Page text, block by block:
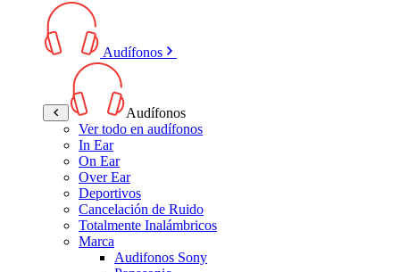
Audífonos
Audífonos
Ver todo en audífonos
In Ear
On Ear
Over Ear
Deportivos
Cancelación de Ruido
Totalmente Inalámbricos
Marca
Audifonos Sony